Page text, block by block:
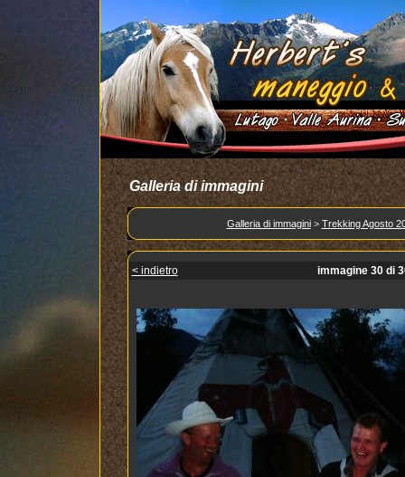
Galleria di immagini
Galleria di immagini> Trekking Agosto
< indietro immagine 30 di